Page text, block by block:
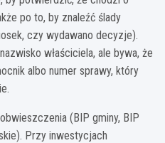
po to, by znaleźć ślady
czy wydawano decyzje).
właściciela, ale bywa, że
albo numer sprawy, który
(BIP gminy, BIP
Przy inwestycjach